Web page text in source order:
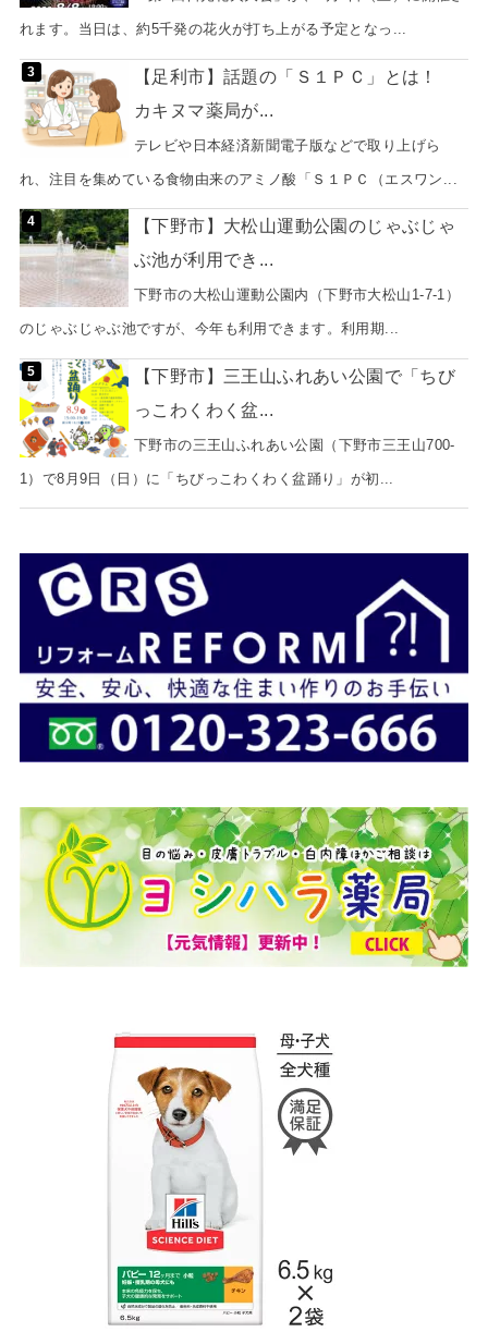
れます。当日は、約5千発の花火が打ち上がる予定となっ...
【足利市】話題の「Ｓ１ＰＣ」とは！
カキヌマ薬局が...
テレビや日本経済新聞電子版などで取り上げら
れ、注目を集めている食物由来のアミノ酸「Ｓ１ＰＣ（エスワン...
【下野市】大松山運動公園のじゃぶじゃ
ぶ池が利用でき...
下野市の大松山運動公園内（下野市大松山1-7-1）
のじゃぶじゃぶ池ですが、今年も利用できます。利用期...
【下野市】三王山ふれあい公園で「ちび
っこわくわく盆...
下野市の三王山ふれあい公園（下野市三王山700-
1）で8月9日（日）に「ちびっこわくわく盆踊り」が初...